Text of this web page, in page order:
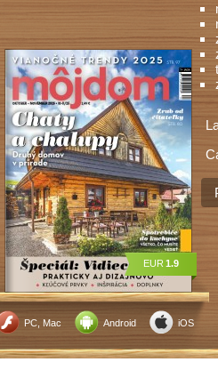
PC, Mac Android iOS
EUR 1.9